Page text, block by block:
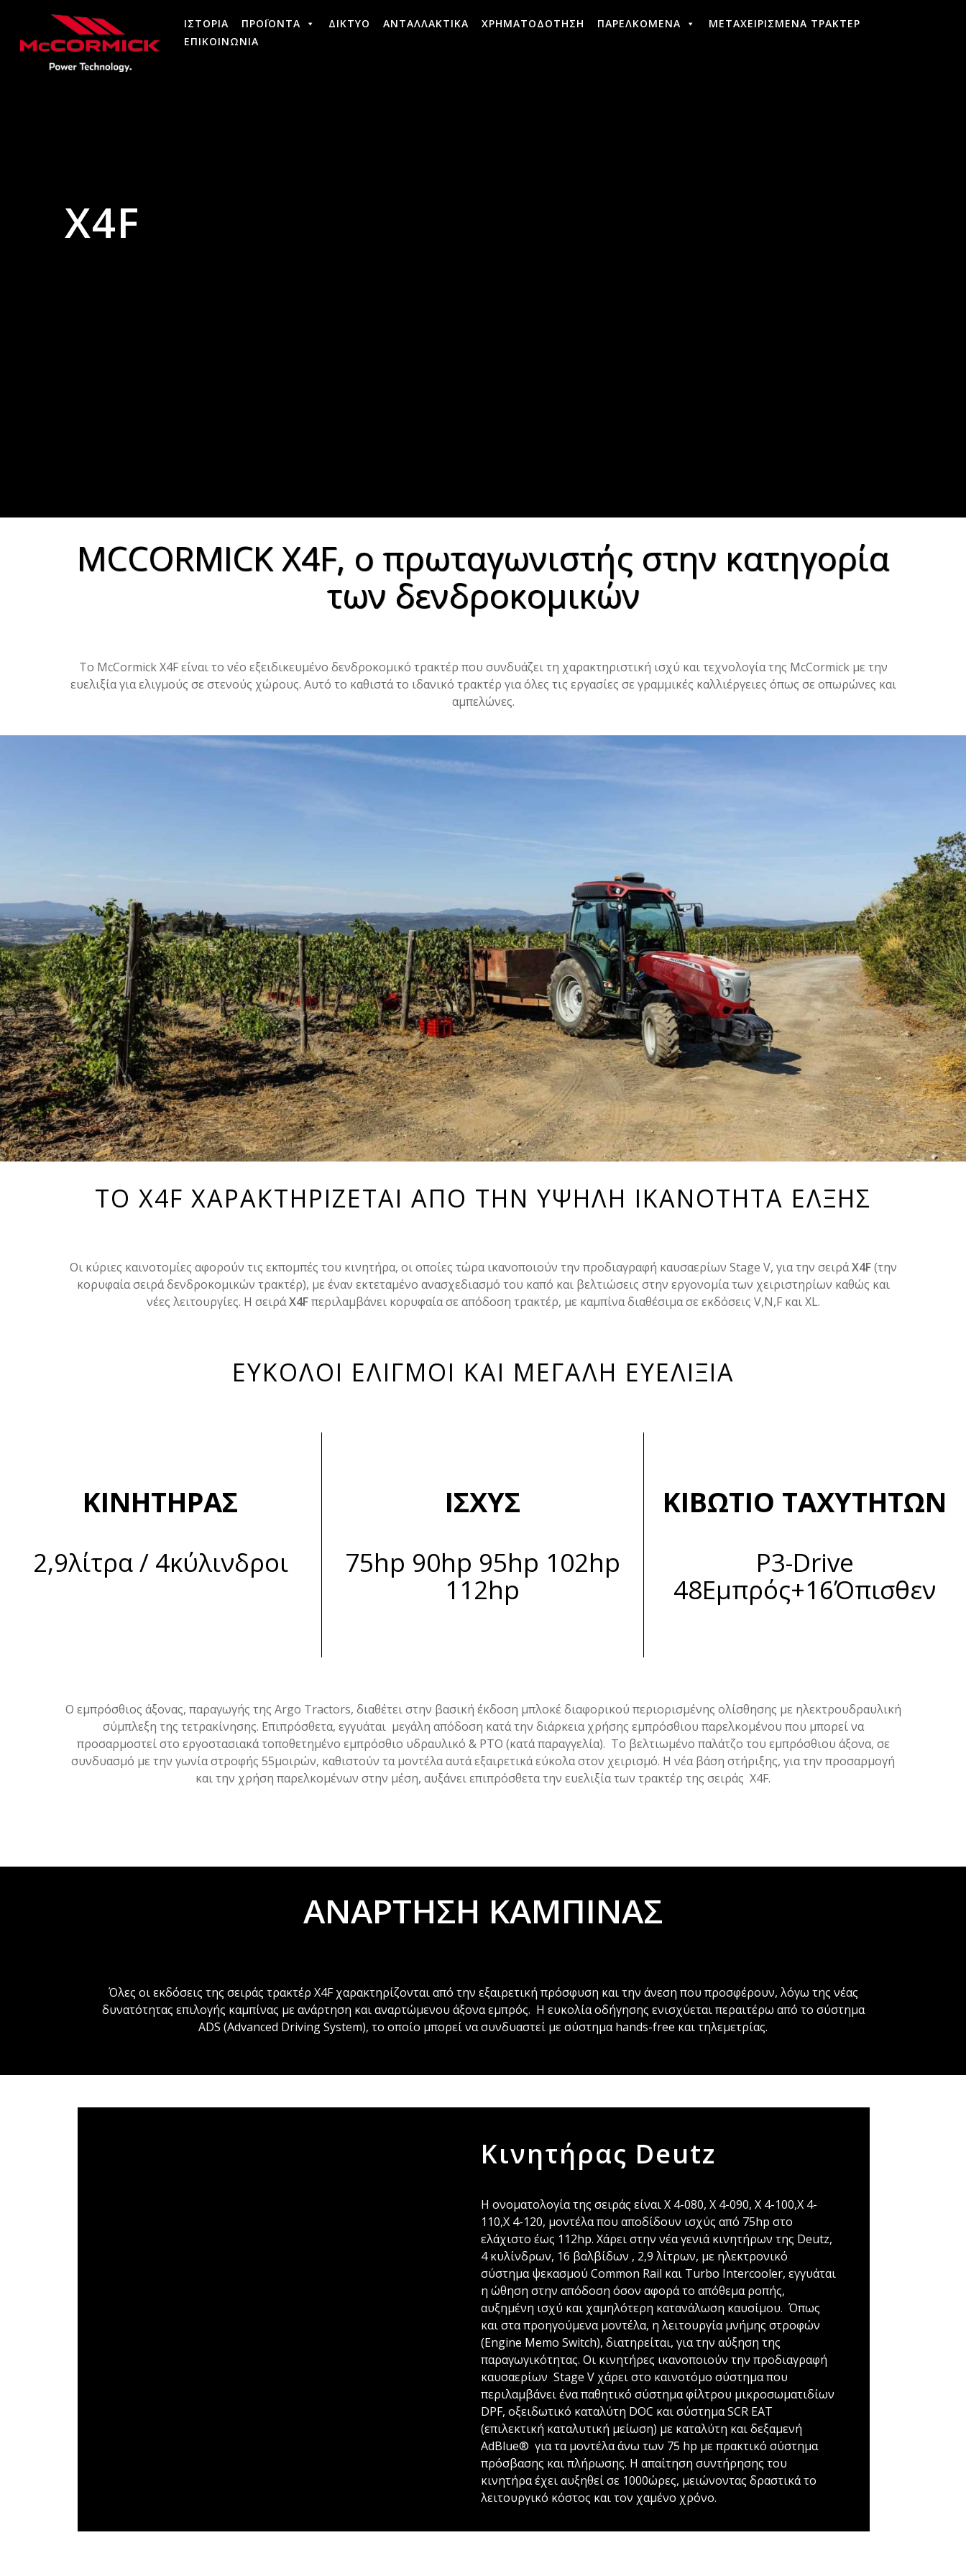
ΙΣΤΟΡΙΑ ΠΡΟΪΟΝΤΑ ΔΙΚΤΥΟ ΑΝΤΑΛΛΑΚΤΙΚΑ ΧΡΗΜΑΤΟΔΟΤΗΣΗ ΠΑΡΕΛΚΟΜΕΝΑ
ΜΕΤΑΧΕΙΡΙΣΜΕΝΑ ΤΡΑΚΤΕΡ
ΕΠΙΚΟΙΝΩΝΙΑ
Χ4F
MCCORMICK X4F, ο πρωταγωνιστής στην κατηγορία
των δενδροκομικών
Το McCormick X4F είναι το νέο εξειδικευμένο δενδροκομικό τρακτέρ που συνδυάζει τη χαρακτηριστική ισχύ και τεχνολογία της McCormick με την
ευελιξία για ελιγμούς σε στενούς χώρους. Αυτό το καθιστά το ιδανικό τρακτέρ για όλες τις εργασίες σε γραμμικές καλλιέργειες όπως σε οπωρώνες και
αμπελώνες.
ΤΟ X4F ΧΑΡΑΚΤΗΡΙΖΕΤΑΙ ΑΠΟ ΤΗΝ ΥΨΗΛΗ ΙΚΑΝΟΤΗΤΑ ΕΛΞΗΣ
Οι κύριες καινοτομίες αφορούν τις εκπομπές του κινητήρα, οι οποίες τώρα ικανοποιούν την προδιαγραφή καυσαερίων Stage V, για την σειράX4F(την
κορυφαία σειρά δενδροκομικών τρακτέρ), με έναν εκτεταμένο ανασχεδιασμό του καπό και βελτιώσεις στην εργονομία των χειριστηρίων καθώς και
νέες λειτουργίες. Η σειράX4Fπεριλαμβάνει κορυφαία σε απόδοση τρακτέρ, με καμπίνα διαθέσιμα σε εκδόσεις V,N,F και XL.
ΕΥΚΟΛΟΙ ΕΛΙΓΜΟΙ ΚΑΙ ΜΕΓΑΛΗ ΕΥΕΛΙΞΙΑ
ΚΙΝΗΤΗΡΑΣ
2,9λίτρα / 4κύλινδροι
ΙΣΧΥΣ
75hp 90hp 95hp 102hp
112hp
ΚΙΒΩΤΙΟ ΤΑΧΥΤΗΤΩΝ
P3-Drive
48Εμπρός+16Όπισθεν
Ο εμπρόσθιος άξονας, παραγωγής της Argo Tractors, διαθέτει στην βασική έκδοση μπλοκέ διαφορικού περιορισμένης ολίσθησης με ηλεκτρουδραυλική
σύμπλεξη της τετρακίνησης. Επιπρόσθετα, εγγυάται μεγάλη απόδοση κατά την διάρκεια χρήσης εμπρόσθιου παρελκομένου που μπορεί να
προσαρμοστεί στο εργοστασιακά τοποθετημένο εμπρόσθιο υδραυλικό & ΡΤΟ (κατά παραγγελία). Το βελτιωμένο παλάτζο του εμπρόσθιου άξονα, σε
συνδυασμό με την γωνία στροφής 55μοιρών, καθιστούν τα μοντέλα αυτά εξαιρετικά εύκολα στον χειρισμό. Η νέα βάση στήριξης, για την προσαρμογή
και την χρήση παρελκομένων στην μέση, αυξάνει επιπρόσθετα την ευελιξία των τρακτέρ της σειράς X4F.
ΑΝΑΡΤΗΣΗ ΚΑΜΠΙΝΑΣ
Όλες οι εκδόσεις της σειράς τρακτέρ X4F χαρακτηρίζονται από την εξαιρετική πρόσφυση και την άνεση που προσφέρουν, λόγω της νέας
δυνατότητας επιλογής καμπίνας με ανάρτηση και αναρτώμενου άξονα εμπρός. Η ευκολία οδήγησης ενισχύεται περαιτέρω από το σύστημα
ADS (Advanced Driving System), το οποίο μπορεί να συνδυαστεί με σύστημα hands-free και τηλεμετρίας.
Κινητήρας Deutz
Η ονοματολογία της σειράς είναι X 4-080, X 4-090, X 4-100,X 4-
110,X 4-120, μοντέλα που αποδίδουν ισχύς από 75hp στο
ελάχιστο έως 112hp. Χάρει στην νέα γενιά κινητήρων της Deutz,
4 κυλίνδρων, 16 βαλβίδων , 2,9 λίτρων, με ηλεκτρονικό
σύστημα ψεκασμού Common Rail και Turbo Intercooler, εγγυάται
η ώθηση στην απόδοση όσον αφορά το απόθεμα ροπής,
αυξημένη ισχύ και χαμηλότερη κατανάλωση καυσίμου. Όπως
και στα προηγούμενα μοντέλα, η λειτουργία μνήμης στροφών
(Engine Memo Switch), διατηρείται, για την αύξηση της
παραγωγικότητας. Οι κινητήρες ικανοποιούν την προδιαγραφή
καυσαερίων Stage V χάρει στο καινοτόμο σύστημα που
περιλαμβάνει ένα παθητικό σύστημα φίλτρου μικροσωματιδίων
DPF, οξειδωτικό καταλύτη DOC και σύστημα SCR EAT
(επιλεκτική καταλυτική μείωση) με καταλύτη και δεξαμενή
AdBlue® για τα μοντέλα άνω των 75 hp με πρακτικό σύστημα
πρόσβασης και πλήρωσης. Η απαίτηση συντήρησης του
κινητήρα έχει αυξηθεί σε 1000ώρες, μειώνοντας δραστικά το
λειτουργικό κόστος και τον χαμένο χρόνο.